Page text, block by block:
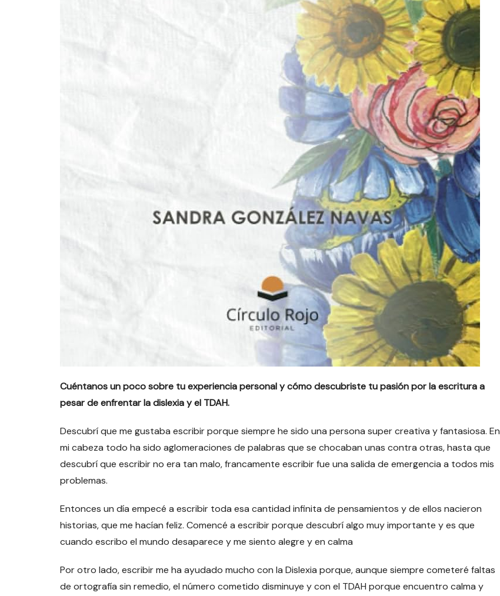
Cuéntanos un poco sobre tu experiencia personal y cómo descubriste tu pasión por la escritura a
pesar de enfrentar la dislexia y el TDAH.
Descubrí que me gustaba escribir porque siempre he sido una persona super creativa y fantasiosa. En
mi cabeza todo ha sido aglomeraciones de palabras que se chocaban unas contra otras, hasta que
descubrí que escribir no era tan malo, francamente escribir fue una salida de emergencia a todos mis
problemas.
Entonces un día empecé a escribir toda esa cantidad infinita de pensamientos y de ellos nacieron
historias, que me hacían feliz. Comencé a escribir porque descubrí algo muy importante y es que
cuando escribo el mundo desaparece y me siento alegre y en calma
Por otro lado, escribir me ha ayudado mucho con la Dislexia porque, aunque siempre cometeré faltas
de ortografía sin remedio, el número cometido disminuye y con el TDAH porque encuentro calma y